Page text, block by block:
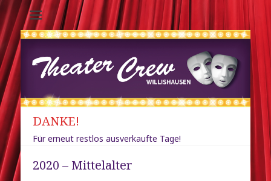
Theater-Crew
Willishausen /
Diedorf
DANKE!
Für erneut restlos ausverkaufte Tage!
2020 – Mittelalter